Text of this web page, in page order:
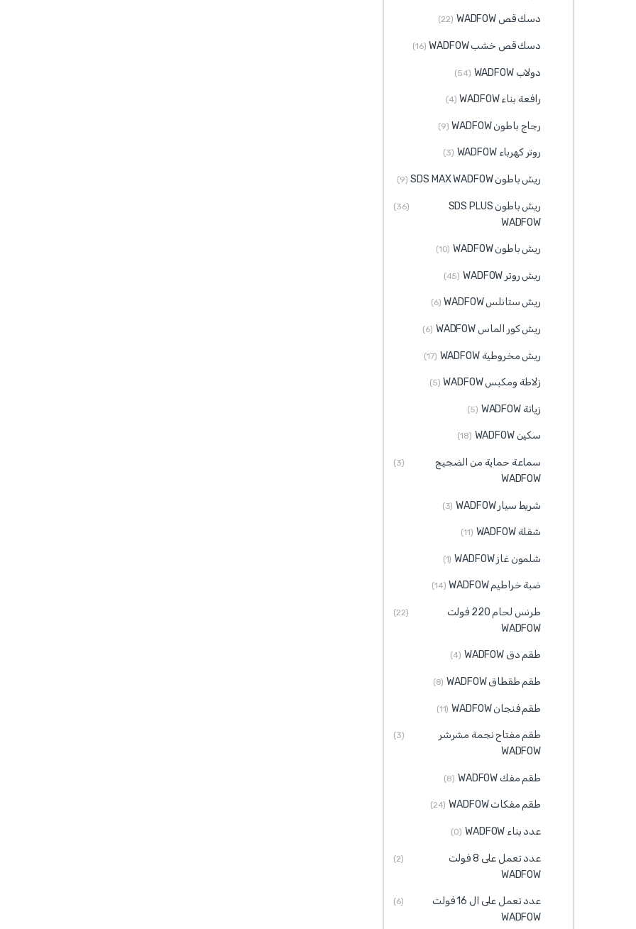
دسك قص WADFOW (22)
دسك قص خشب WADFOW (16)
دولاب WADFOW (54)
رافعة بناء WADFOW (4)
رجاج باطون WADFOW (9)
روتر كهرباء WADFOW (3)
ريش باطون SDS MAX WADFOW (9)
ريش باطون SDS PLUS
WADFOW
(36)
ريش باطون WADFOW (10)
ريش روتر WADFOW (45)
ريش ستانلس WADFOW (6)
ريش كور الماس WADFOW (6)
ريش مخروطية WADFOW (17)
زلاطة ومكبس WADFOW (5)
زياتة WADFOW (5)
سكين WADFOW (18)
سماعة حماية من الضجيج
WADFOW
(3)
شريط سيار WADFOW (3)
شقلة WADFOW (11)
شلمون غاز WADFOW (1)
ضبة خراطيم WADFOW (14)
طرنس لحام 220 فولت
WADFOW
(22)
طقم دق WADFOW (4)
طقم طقطاق WADFOW (8)
طقم فنجان WADFOW (11)
طقم مفتاح نجمة مشرشر
WADFOW
(3)
طقم مفك WADFOW (8)
طقم مفكات WADFOW (24)
عدد بناء WADFOW (0)
عدد تعمل على 8 فولت
WADFOW
(2)
عدد تعمل على ال 16 فولت
WADFOW
(6)